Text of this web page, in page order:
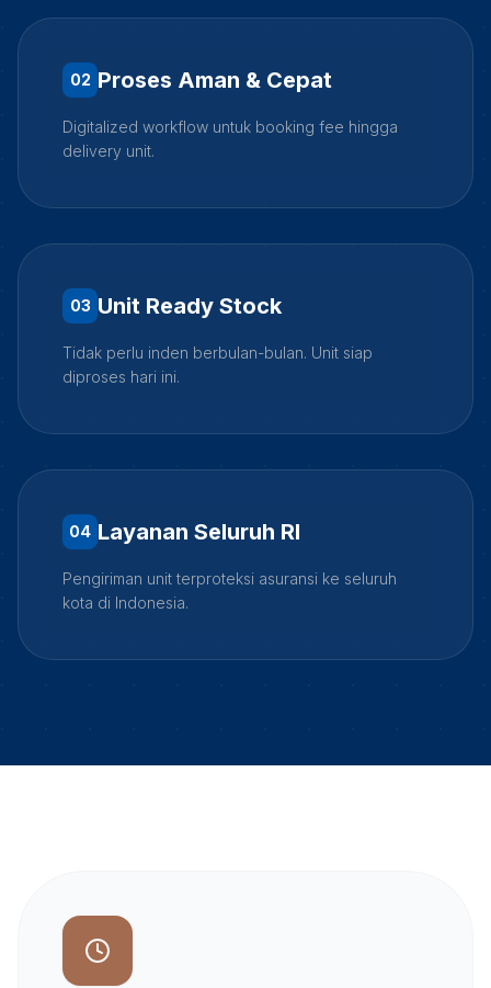
02 Proses Aman & Cepat
Digitalized workflow untuk booking fee hingga
delivery unit.
03 Unit Ready Stock
Tidak perlu inden berbulan-bulan. Unit siap
diproses hari ini.
04 Layanan Seluruh RI
Pengiriman unit terproteksi asuransi ke seluruh
kota di Indonesia.